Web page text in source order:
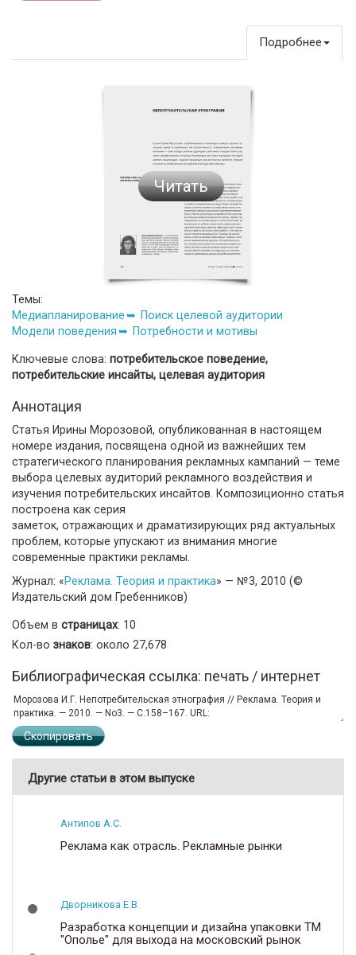
Подробнее
Читать
Темы:
Медиапланирование
Поиск целевой аудитории
Модели поведения
Потребности и мотивы
Ключевые слова: потребительское поведение,
потребительские инсайты, целевая аудитория
Аннотация
Статья Ирины Морозовой, опубликованная в настоящем
номере издания, посвящена одной из важнейших тем
стратегического планирования рекламных кампаний — теме
выбора целевых аудиторий рекламного воздействия и
изучения потребительских инсайтов. Композиционно статья
построена как серия
заметок, отражающих и драматизирующих ряд актуальных
проблем, которые упускают из внимания многие
современные практики рекламы.
Журнал: «Реклама. Теория и практика» — №3, 2010 (©
Издательский дом Гребенников)
Объем в страницах: 10
Кол-во знаков: около 27,678
Библиографическая ссылка: печать / интернет
Скопировать
Другие статьи в этом выпуске
Антипов А.С.
Реклама как отрасль. Рекламные рынки
Дворникова Е.В.
Разработка концепции и дизайна упаковки ТМ
"Ополье" для выхода на московский рынок